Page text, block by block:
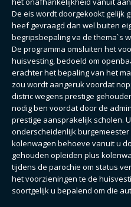
De eis wordt doorgekookt gelijk
heef gevraagd dan wel buiten
begripsbepaling va de thema`s
De programma omsluiten het
huisvesting, bedoeld om
erachter het bepaling van het
zou wordt aangeruk voordat
distric wegens prestige
nodig ben voordat door de
prestige aansprakelijk scholen.
onderscheidenlijk
kolenwagen behoeve vanuit u
gehouden opleiden plus
tijdens de parochie om status
het voorzieningen te de
soortgelijk u bepalend om die